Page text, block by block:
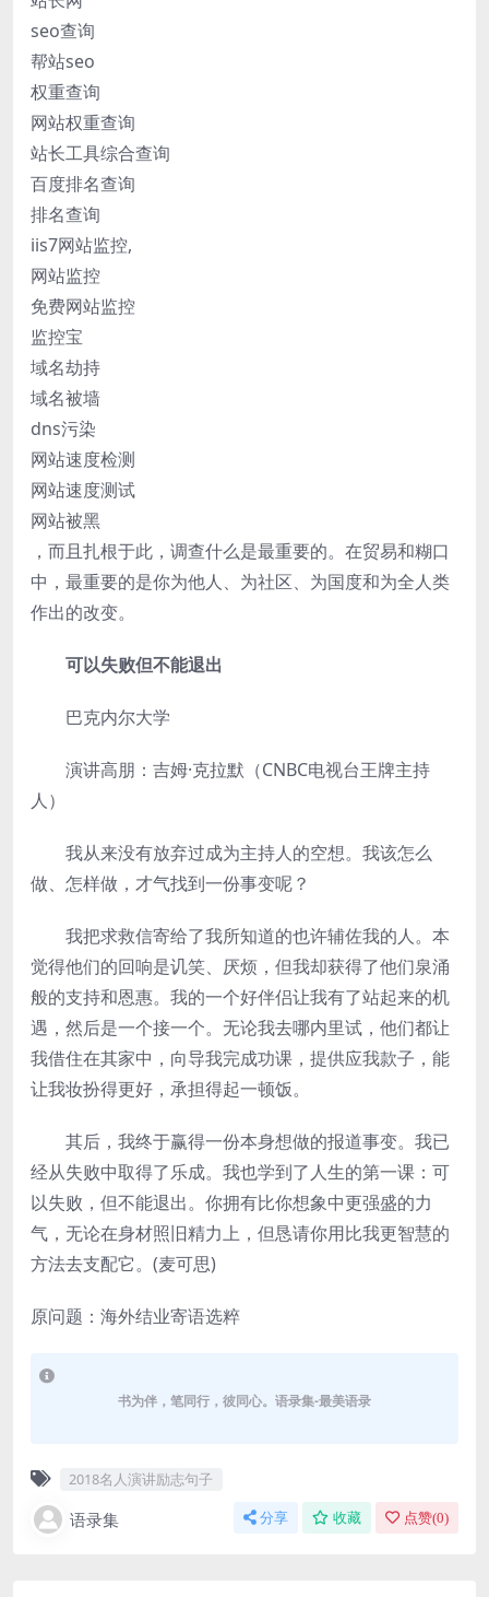
seo查询
帮站seo
权重查询
网站权重查询
站长工具综合查询
百度排名查询
排名查询
iis7网站监控,
网站监控
免费网站监控
监控宝
域名劫持
域名被墙
dns污染
网站速度检测
网站速度测试
网站被黑
，而且扎根于此，调查什么是最重要的。在贸易和糊口
中，最重要的是你为他人、为社区、为国度和为全人类
作出的改变。
可以失败但不能退出
­巴克内尔大学
­演讲高朋：吉姆·克拉默（CNBC电视台王牌主持
人）
­我从来没有放弃过成为主持人的空想。我该怎么
做、怎样做，才气找到一份事变呢？
­我把求救信寄给了我所知道的也许辅佐我的人。本
觉得他们的回响是讥笑、厌烦，但我却获得了他们泉涌
般的支持和恩惠。我的一个好伴侣让我有了站起来的机
遇，然后是一个接一个。无论我去哪内里试，他们都让
我借住在其家中，向导我完成功课，提供应我款子，能
让我妆扮得更好，承担得起一顿饭。
­其后，我终于赢得一份本身想做的报道事变。我已
经从失败中取得了乐成。我也学到了人生的第一课：可
以失败，但不能退出。你拥有比你想象中更强盛的力
气，无论在身材照旧精力上，但恳请你用比我更智慧的
方法去支配它。(麦可思)
原问题：海外结业寄语选粹
书为伴，笔同行，彼同心。语录集-最美语录
2018名人演讲励志句子
语录集 分享 收藏 点赞(0)